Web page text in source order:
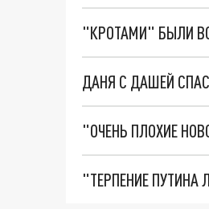
"КРОТАМИ" БЫЛИ
ДАНЯ С ДАШЕЙ